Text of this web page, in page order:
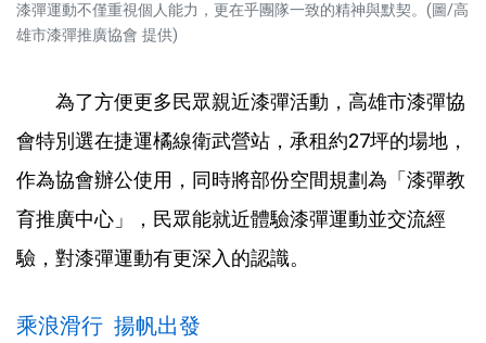
漆彈運動不僅重視個人能力，更在乎團隊一致的精神與默契。(圖/高
雄市漆彈推廣協會 提供)
為了方便更多民眾親近漆彈活動，高雄市漆彈協
會特別選在捷運橘線衛武營站，承租約27坪的場地，
作為協會辦公使用，同時將部份空間規劃為「漆彈教
育推廣中心」，民眾能就近體驗漆彈運動並交流經
驗，對漆彈運動有更深入的認識。
乘浪滑行 揚帆出發